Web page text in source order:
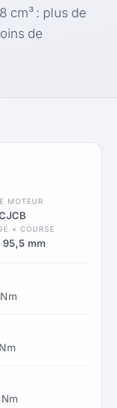
cm³ : plus de
de
MOTEUR
× COURSE
95,5 mm
Nm
Nm